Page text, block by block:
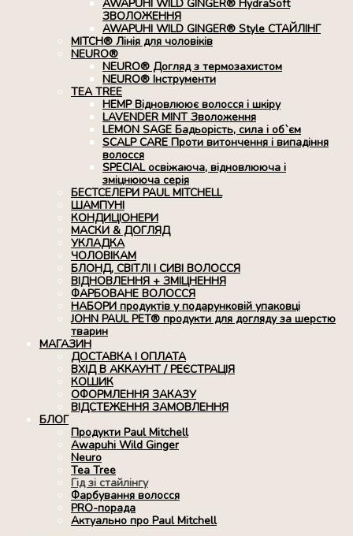
AWAPUHI WILD GINGER® HydraSoft
ЗВОЛОЖЕННЯ
AWAPUHI WILD GINGER® Style СТАЙЛІНГ
MITCH® Лінія для чоловіків
NEURO®
NEURO® Догляд з термозахистом
NEURO® Інструменти
TEA TREE
HEMP Відновлюює волосся і шкіру
LAVENDER MINT Зволоження
LEMON SAGE Бадьорість, сила і об`єм
SCALP CARE Проти витончення і випадіння
волосся
SPECIAL освіжаюча, відновлююча і
зміцнююча серія
БЕСТСЕЛЕРИ PAUL MITCHELL
ШАМПУНІ
КОНДИЦІОНЕРИ
МАСКИ & ДОГЛЯД
УКЛАДКА
ЧОЛОВІКАМ
БЛОНД, СВІТЛІ І СИВІ ВОЛОССЯ
ВІДНОВЛЕННЯ + ЗМІЦНЕННЯ
ФАРБОВАНЕ ВОЛОССЯ
НАБОРИ продуктів у подарунковій упаковці
JOHN PAUL PET® продукти для догляду за шерстю
тварин
МАГАЗИН
ДОСТАВКА І ОПЛАТА
ВХІД В АККАУНТ / РЕЄСТРАЦІЯ
КОШИК
ОФОРМЛЕННЯ ЗАКАЗУ
ВІДСТЕЖЕННЯ ЗАМОВЛЕННЯ
БЛОГ
Продукти Paul Mitchell
Awapuhi Wild Ginger
Neuro
Tea Tree
Гід зі стайлінгу
Фарбування волосся
PRO-порада
Актуально про Paul Mitchell